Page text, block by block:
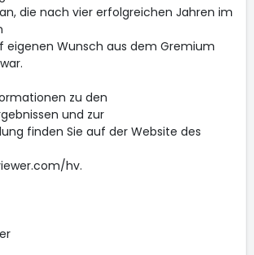
die nach vier erfolgreichen Jahren im
eigenen Wunsch aus dem Gremium
zu den
und zur
finden Sie auf der Website des
hv.